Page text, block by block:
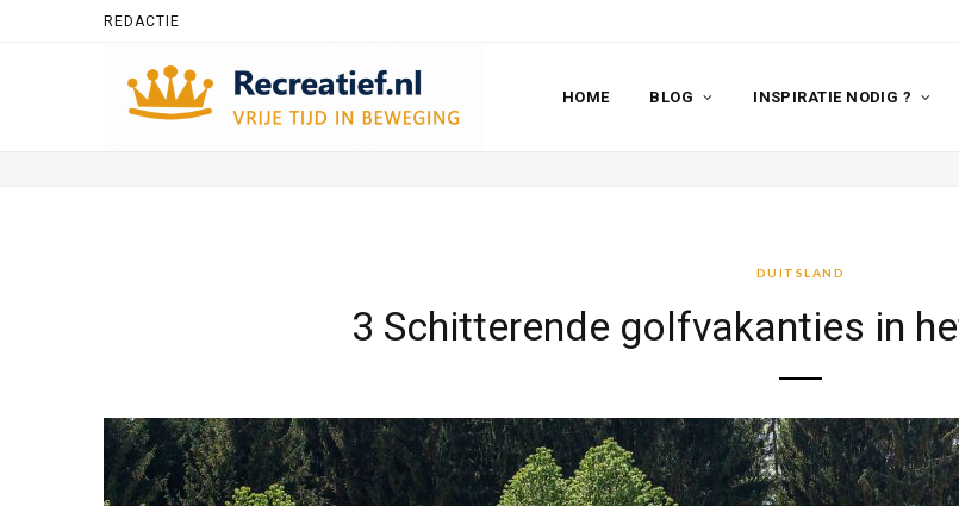
REDACTIE
HOME BLOG INSPIRATIE NODIG ?
DUITSLAND
3 Schitterende golfvakanties in